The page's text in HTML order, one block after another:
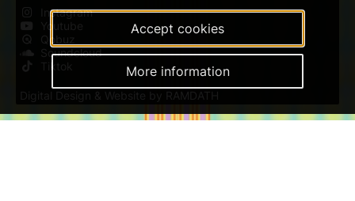
Instagram
Youtube
Qobuz
Soundcloud
Tiktok
Digital Design & Website by RAMDATH
Accept cookies
More information